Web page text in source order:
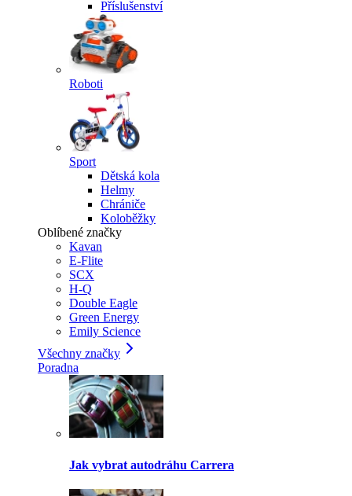
Příslušenství
Roboti
Sport
Dětská kola
Helmy
Chrániče
Koloběžky
Oblíbené značky
Kavan
E-Flite
SCX
H-Q
Double Eagle
Green Energy
Emily Science
Všechny značky
Poradna
Jak vybrat autodráhu Carrera